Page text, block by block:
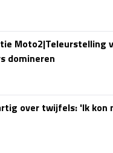
Moto2|Teleurstelling
domineren
over twijfels: 'Ik kon